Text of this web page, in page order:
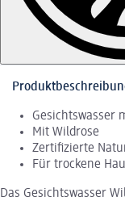
Gesichtswasser
Mit Wildrose
Zertifizierte
Für trockene
Das Gesichtswasser